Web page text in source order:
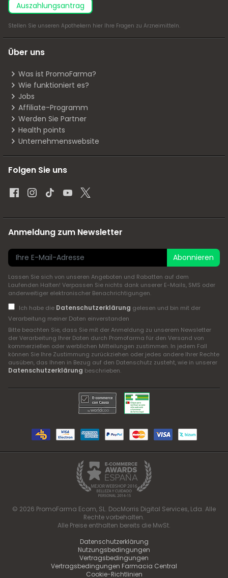
Auszahlungsantrag
Stellen Sie unseren Apothekern hier Ihre Fragen zu Arzneimitteln.
Über uns
Was ist PromoFarma?
Wie funktioniert es?
Jobs
Affiliate-Programm
Werden Sie Partner
Health points
Unternehmenswebsite
Folgen Sie uns
Anmeldung zum Newsletter
Abonnieren
Lassen Sie sich von unseren Angeboten und Rabatten auf dem
Laufenden Halten! Verpassen Sie nichts dank unserer E-Mails, SMS oder
anderweitiger elektronischer Benachrichtigungen.
Ich habe die Datenschutzerklärung gelesen und bin mit der
Verarbeitung meiner Daten einverstanden
Bitte beachten Sie, dass Sie mit der Anmeldung zu unserem Newsletter
der Verarbeitung Ihrer Daten durch Promofarma für den Versand von
kommerziellen oder werblichen Mitteilungen zustimmen. In jedem Fall
können Sie Ihre Zustimmung zurückziehen oder jedes andere Ihrer Rechte
ausüben, das Ihnen in Bezug auf den Datenschutz zusteht, wie in unserer
Datenschutzerklärung beschrieben.
© 2026 PromoFarma Ecom, SL. DocMorris Digital Services, Lda. Alle
Rechte vorbehalten.
Alle Preise enthalten bereits die MwSt.
Datenschutzerklärung
Nutzungsbedingungen
Vertragsbedingungen
Vertragsbedingungen Farmacia Central
Cookie-Richtlinien